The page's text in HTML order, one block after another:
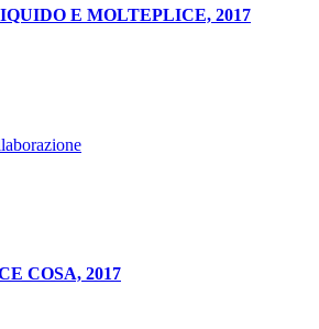
E MOLTEPLICE, 2017
COSA, 2017